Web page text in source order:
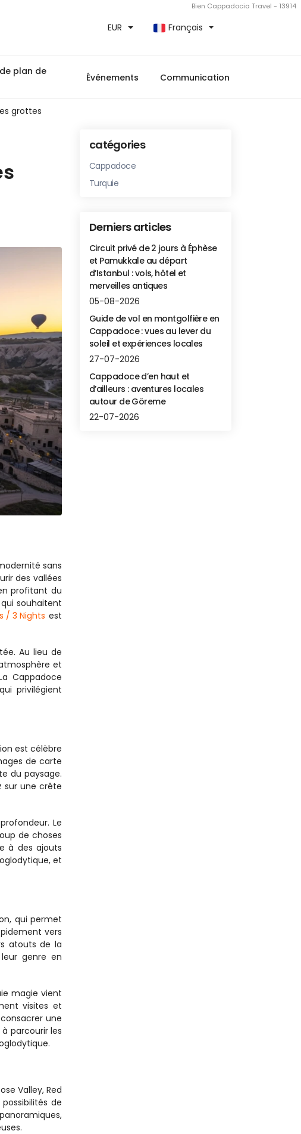
Bien Cappadocia Travel - 13914
EUR Français
plan de
Événements Communication
grottes
sans
des vallées
profitant du
souhaitent
/ 3 Nights est
Au lieu de
et
Cappadoce
privilégient
est célèbre
de carte
du paysage.
sur une crête
Le
de choses
à des ajouts
et
qui permet
vers
atouts de la
genre en
magie vient
visites et
une
parcourir les
Valley, Red
de
catégories
Cappadoce
Turquie
Derniers articles
Circuit privé de 2 jours à Éphèse
et Pamukkale au départ
d’Istanbul : vols, hôtel et
merveilles antiques
05-08-2026
Guide de vol en montgolfière en
Cappadoce : vues au lever du
soleil et expériences locales
27-07-2026
Cappadoce d’en haut et
d’ailleurs : aventures locales
autour de Göreme
22-07-2026